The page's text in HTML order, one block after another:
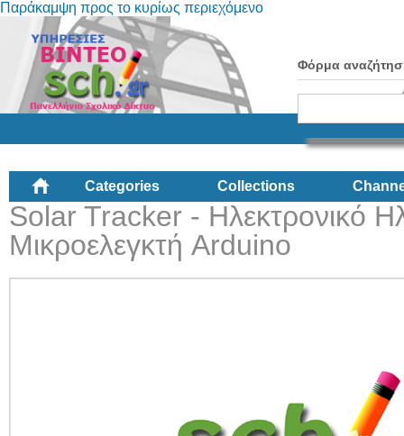
Παράκαμψη προς το κυρίως περιεχόμενο
Φόρμα
Categories Collections
Solar Tracker - Ηλεκτρονικό
Μικροελεγκτή Arduino